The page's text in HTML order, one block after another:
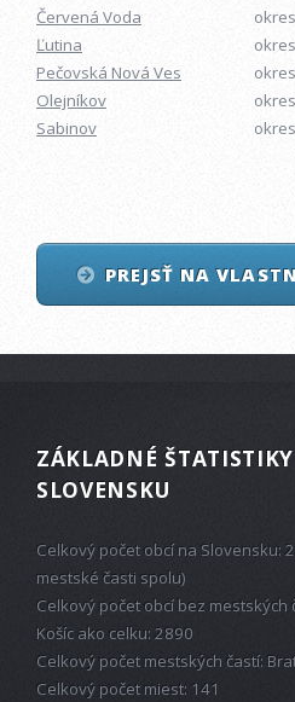
Červená Voda
Ľutina
Pečovská Nová Ves
Olejníkov
Sabinov
PREJSŤ NA
ZÁKLADNÉ
SLOVENSKU
Celkový počet obcí na Slovensku:
mestské časti spolu)
Celkový počet obcí bez
Košíc ako celku: 2890
Celkový počet mestských častí:
Celkový počet miest: 141